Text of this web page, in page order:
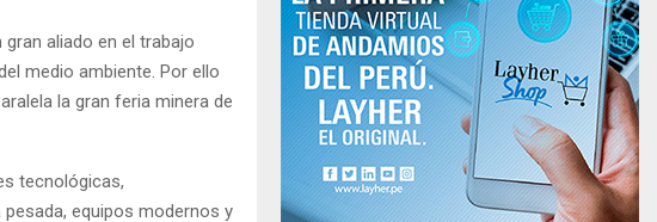
aliado en el trabajo
medio ambiente. Por ello
la gran feria minera de
tecnológicas,
equipos modernos y